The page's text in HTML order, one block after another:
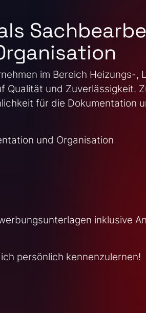
im Bereich Heizungs-
Qualität und Zuverlässigkeit.
für die Dokumentation
und Organisation
inklusive
persönlich kennenzulernen!